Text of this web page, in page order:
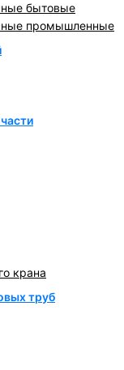
бытовые
промышленные
крана
труб